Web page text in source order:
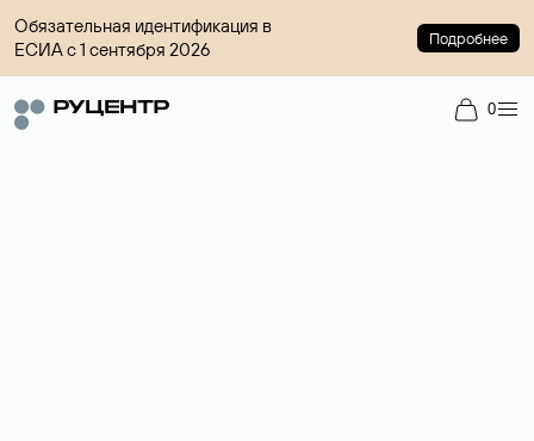
Обязательная идентификация в
ЕСИА с 1 сентября 2026
Подробнее
0